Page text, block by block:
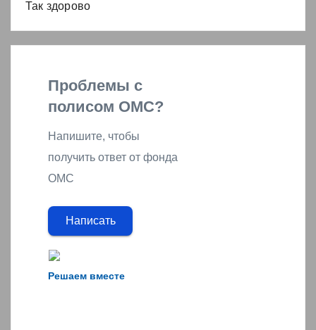
Так здорово
Решаем вместе
Проблемы с
полисом ОМС?
Напишите, чтобы
получить ответ от фонда
ОМС
Написать